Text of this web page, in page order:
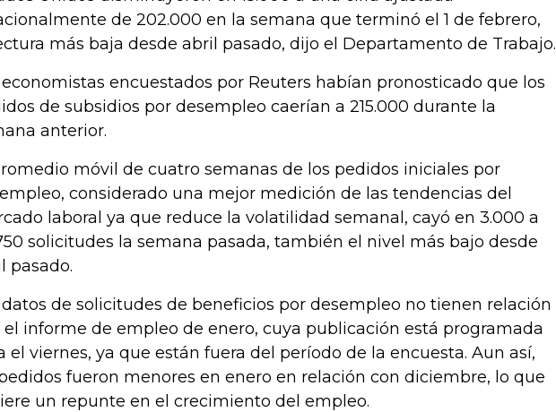
de 202.000 en la semana que terminó el 1 de febrero,
más baja desde abril pasado, dijo el Departamento de Trabajo.
economistas encuestados por Reuters habían pronosticado que los
de subsidios por desempleo caerían a 215.000 durante la
anterior.
móvil de cuatro semanas de los pedidos iniciales por
considerado una mejor medición de las tendencias del
laboral ya que reduce la volatilidad semanal, cayó en 3.000 a
solicitudes la semana pasada, también el nivel más bajo desde
pasado.
datos de solicitudes de beneficios por desempleo no tienen relación
el informe de empleo de enero, cuya publicación está programada
el viernes, ya que están fuera del período de la encuesta. Aun así,
fueron menores en enero en relación con diciembre, lo que
un repunte en el crecimiento del empleo.